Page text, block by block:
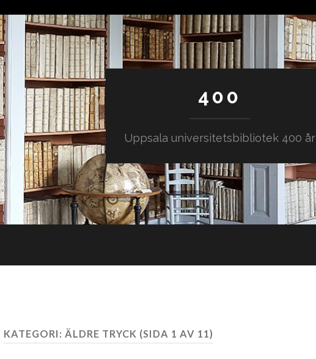
400
Uppsala universitetsbibliotek 400 år
KATEGORI: ÄLDRE TRYCK (SIDA 1 AV 11)